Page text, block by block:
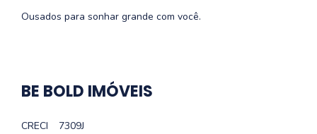
Ousados para sonhar grande com você.
BE BOLD IMÓVEIS
CRECI
7309J